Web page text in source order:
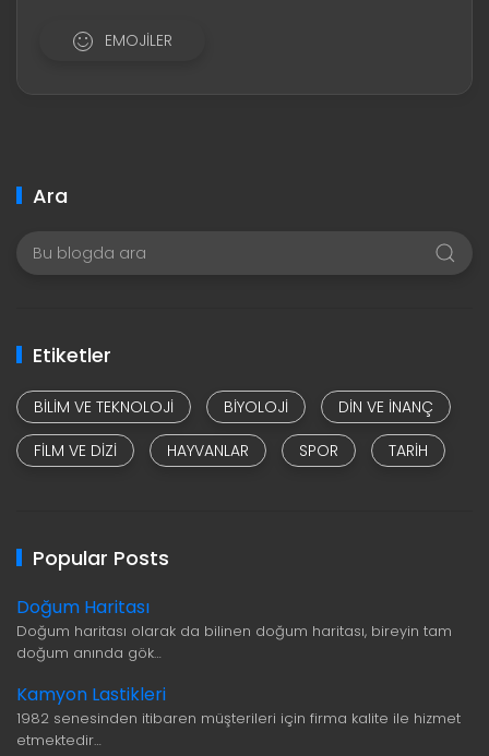
EMOJILER
Ara
Etiketler
BILIM VE TEKNOLOJI BIYOLOJI
DIN VE INANÇ
FILM VE DIZI
HAYVANLAR SPOR TARIH
Popular Posts
Doğum Haritası
Doğum haritası olarak da bilinen doğum haritası, bireyin tam
doğum anında gök…
Kamyon Lastikleri
1982 senesinden itibaren müşterileri için firma kalite ile hizmet
etmektedir…